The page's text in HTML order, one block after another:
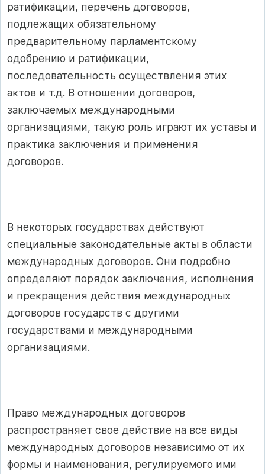
ратификации, перечень договоров,
подлежащих обязательному
предварительному парламентскому
одобрению и ратификации,
последовательность осуществления этих
актов и т.д. В отношении договоров,
заключаемых международными
организациями, такую роль играют их уставы и
практика заключения и применения
договоров.
В некоторых государствах действуют
специальные законодательные акты в области
международных договоров. Они подробно
определяют порядок заключения, исполнения
и прекращения действия международных
договоров государств с другими
государствами и международными
организациями.
Право международных договоров
распространяет свое действие на все виды
международных договоров независимо от их
формы и наименования, регулируемого ими